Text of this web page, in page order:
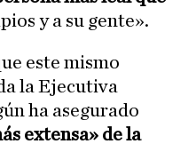
y a su gente».
este mismo
la Ejecutiva
ha asegurado
extensa» de la